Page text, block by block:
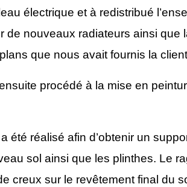
électrique et à redistribué
de nouveaux radiateurs ainsi que
que nous avait fournis la
procédé à la mise en
été réalisé afin d’obtenir un
sol ainsi que les plinthes. Le
creux sur le revêtement final du